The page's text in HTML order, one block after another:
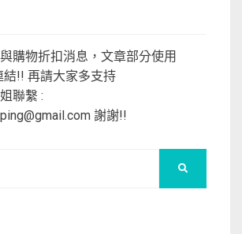
購物折扣消息，文章部分使用
!! 再請大家多支持
聯繫 :
謝謝!!